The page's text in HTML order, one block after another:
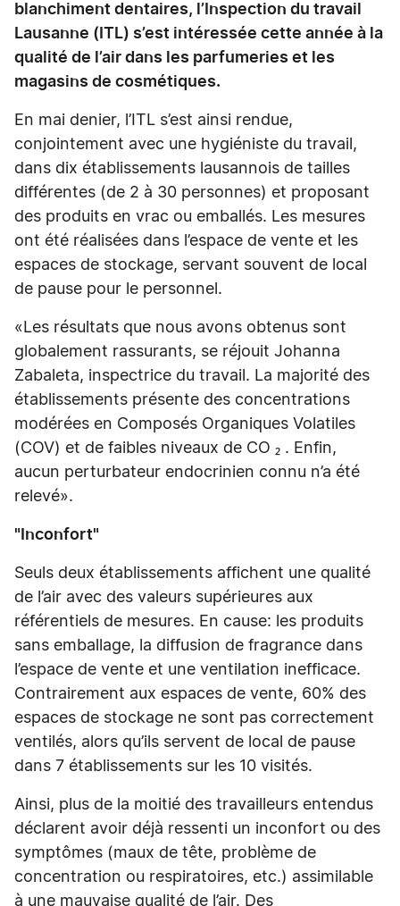
blanchiment dentaires, l’Inspection du travail
Lausanne (ITL) s’est intéressée cette année à la
qualité de l’air dans les parfumeries et les
magasins de cosmétiques.
En mai denier, l’ITL s’est ainsi rendue,
conjointement avec une hygiéniste du travail,
dans dix établissements lausannois de tailles
différentes (de 2 à 30 personnes) et proposant
des produits en vrac ou emballés. Les mesures
ont été réalisées dans l’espace de vente et les
espaces de stockage, servant souvent de local
de pause pour le personnel.
«Les résultats que nous avons obtenus sont
globalement rassurants, se réjouit Johanna
Zabaleta, inspectrice du travail. La majorité des
établissements présente des concentrations
modérées en Composés Organiques Volatiles
(COV) et de faibles niveaux de CO ₂ . Enfin,
aucun perturbateur endocrinien connu n’a été
relevé».
"Inconfort"
Seuls deux établissements affichent une qualité
de l’air avec des valeurs supérieures aux
référentiels de mesures. En cause: les produits
sans emballage, la diffusion de fragrance dans
l’espace de vente et une ventilation inefficace.
Contrairement aux espaces de vente, 60% des
espaces de stockage ne sont pas correctement
ventilés, alors qu’ils servent de local de pause
dans 7 établissements sur les 10 visités.
Ainsi, plus de la moitié des travailleurs entendus
déclarent avoir déjà ressenti un inconfort ou des
symptômes (maux de tête, problème de
concentration ou respiratoires, etc.) assimilable
à une mauvaise qualité de l’air. Des